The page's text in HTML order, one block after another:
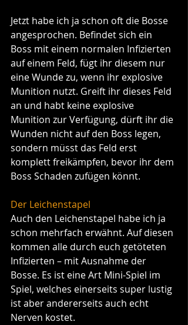
Jetzt habe ich ja schon oft die Bosse
angesprochen. Befindet sich ein
Boss mit einem normalen Infizierten
auf einem Feld, fügt ihr diesem nur
eine Wunde zu, wenn ihr explosive
Munition nutzt. Greift ihr dieses Feld
an und habt keine explosive
Munition zur Verfügung, dürft ihr die
Wunden nicht auf den Boss legen,
sondern müsst das Feld erst
komplett freikämpfen, bevor ihr dem
Boss Schaden zufügen könnt.
Der Leichenstapel
Auch den Leichenstapel habe ich ja
schon mehrfach erwähnt. Auf diesen
kommen alle durch euch getöteten
Infizierten – mit Ausnahme der
Bosse. Es ist eine Art Mini-Spiel im
Spiel, welches einerseits super lustig
ist aber andererseits auch echt
Nerven kostet.